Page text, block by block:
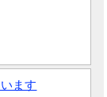
ます